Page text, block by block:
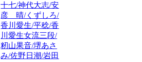
十七/神代大志/安
彦 晴/くずしろ/
香川愛生/平稔/香
川愛生女流三段/
籾山果音/堺あさ
み/佐野日潮/岩田